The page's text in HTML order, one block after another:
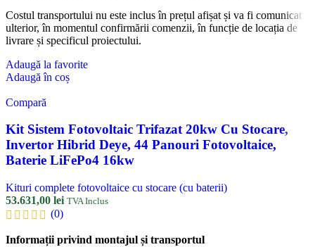
Costul transportului nu este inclus în prețul afișat și va fi comunicat
ulterior, în momentul confirmării comenzii, în funcție de locația de
livrare și specificul proiectului.
Adaugă la favorite
Adaugă în coș
Compară
Kit Sistem Fotovoltaic Trifazat 20kw Cu Stocare,
Invertor Hibrid Deye, 44 Panouri Fotovoltaice,
Baterie LiFePo4 16kw
Kituri complete fotovoltaice cu stocare (cu baterii)
53.631,00 lei TVA Inclus
(0)
Informații privind montajul și transportul